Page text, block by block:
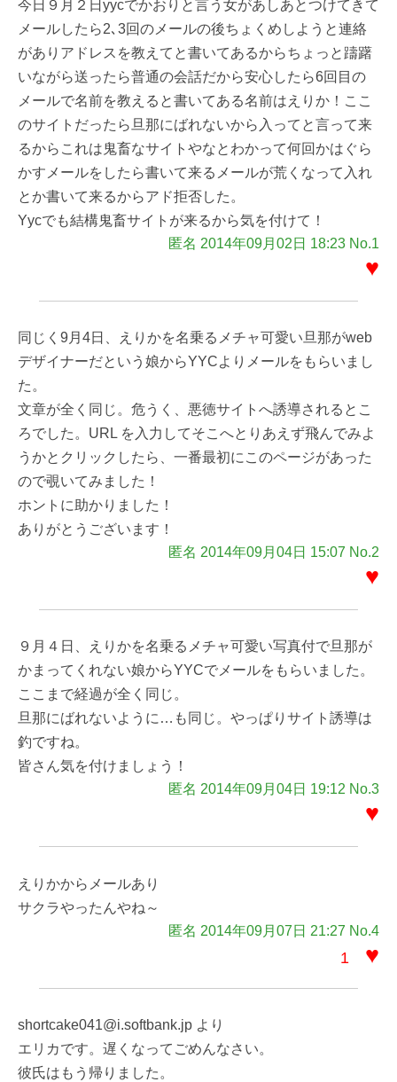
今日９月２日yycでかおりと言う女があしあとつけてきて
メールしたら2､3回のメールの後ちょくめしようと連絡
がありアドレスを教えてと書いてあるからちょっと躊躇
いながら送ったら普通の会話だから安心したら6回目の
メールで名前を教えると書いてある名前はえりか！ここ
のサイトだったら旦那にばれないから入ってと言って来
るからこれは鬼畜なサイトやなとわかって何回かはぐら
かすメールをしたら書いて来るメールが荒くなって入れ
とか書いて来るからアド拒否した。
Yycでも結構鬼畜サイトが来るから気を付けて！
匿名 2014年09月02日 18:23 No.1
♥
同じく9月4日、えりかを名乗るメチャ可愛い旦那がweb
デザイナーだという娘からYYCよりメールをもらいまし
た。
文章が全く同じ。危うく、悪徳サイトへ誘導されるとこ
ろでした。URL を入力してそこへとりあえず飛んでみよ
うかとクリックしたら、一番最初にこのページがあった
ので覗いてみました！
ホントに助かりました！
ありがとうございます！
匿名 2014年09月04日 15:07 No.2
♥
９月４日、えりかを名乗るメチャ可愛い写真付で旦那が
かまってくれない娘からYYCでメールをもらいました。
ここまで経過が全く同じ。
旦那にばれないように…も同じ。やっぱりサイト誘導は
釣ですね。
皆さん気を付けましょう！
匿名 2014年09月04日 19:12 No.3
♥
えりかからメールあり
サクラやったんやね～
匿名 2014年09月07日 21:27 No.4
1 ♥
shortcake041@i.softbank.jp より
エリカです。遅くなってごめんなさい。
彼氏はもう帰りました。